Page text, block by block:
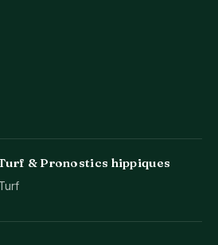
& Pronostics hippiques